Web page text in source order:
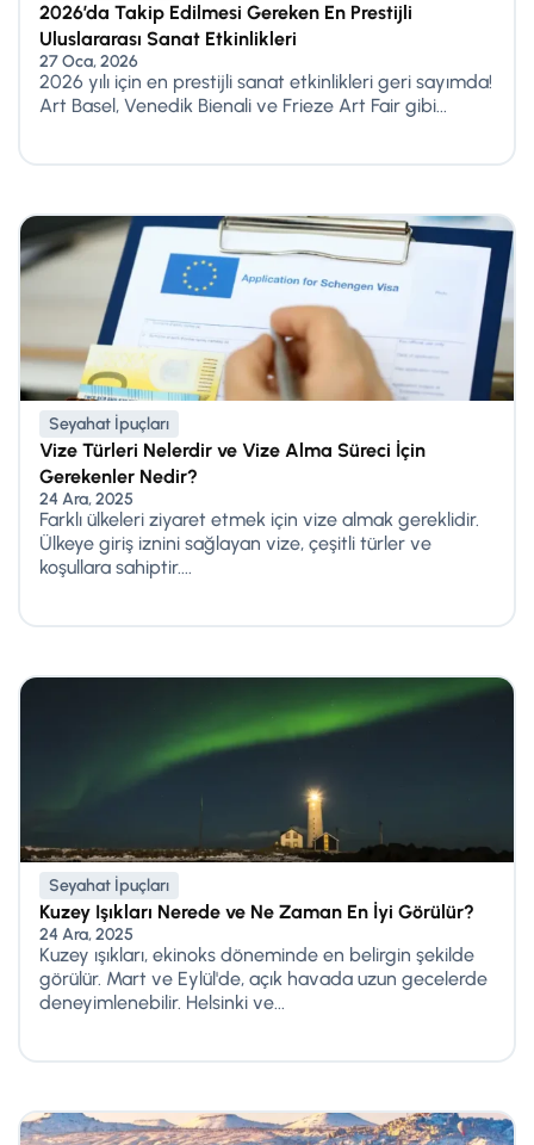
2026’da Takip Edilmesi Gereken En Prestijli
Uluslararası Sanat Etkinlikleri
27 Oca, 2026
2026 yılı için en prestijli sanat etkinlikleri geri sayımda!
Art Basel, Venedik Bienali ve Frieze Art Fair gibi...
Seyahat İpuçları
Vize Türleri Nelerdir ve Vize Alma Süreci İçin
Gerekenler Nedir?
24 Ara, 2025
Farklı ülkeleri ziyaret etmek için vize almak gereklidir.
Ülkeye giriş iznini sağlayan vize, çeşitli türler ve
koşullara sahiptir....
Seyahat İpuçları
Kuzey Işıkları Nerede ve Ne Zaman En İyi Görülür?
24 Ara, 2025
Kuzey ışıkları, ekinoks döneminde en belirgin şekilde
görülür. Mart ve Eylül'de, açık havada uzun gecelerde
deneyimlenebilir. Helsinki ve...